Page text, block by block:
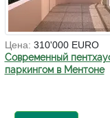
Цена: 310'000 EURO
Современный
паркингом в Ментоне